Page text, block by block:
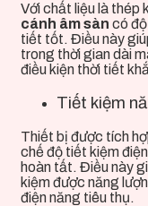
Với chất liệu là thép
cánh âm sàn có
tiết tốt. Điều này
trong thời gian dài
điều kiện thời tiết
Tiết kiệm
Thiết bị được tích
chế độ tiết kiệm
hoàn tất. Điều này
kiệm được năng
điện năng tiêu thụ.